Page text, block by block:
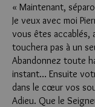
« Maintenant,
Je veux avec moi
vous êtes accablés,
touchera pas à un
Abandonnez toute
instant… Ensuite
dans le cœur vos
Adieu. Que le